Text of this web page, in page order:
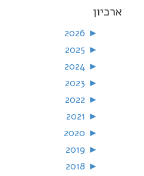
ארכיון
►
►
►
►
►
►
►
►
►